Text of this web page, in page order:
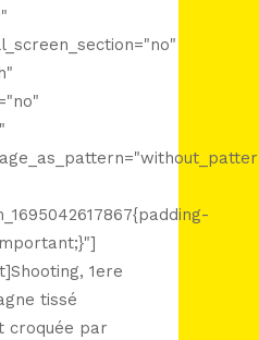
1ere
tissé
croquée par